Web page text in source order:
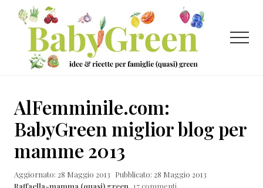
Menu
Passa
contenuto
principale
Passa
laterale
primaria
Passa
ricette
per
famiglie
(quasi)
Menu
AlFemminile.com:
BabyGreen miglior blog per
mamme 2013
Aggiornato: 28 Maggio 2013 Pubblicato: 28 Maggio 2013